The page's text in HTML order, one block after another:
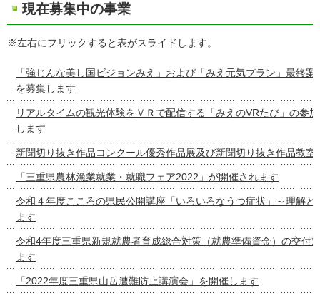
現在募集中の事業
※左右にフリックすると表がスライドします。
「強じんな美し国ビジョンみえ」および「みえ元気プラン」最終
を募集します
リアルタイムの観光体験をＶＲで配信する「みえのVRたび」の参
します
新聞切り抜き作品コンクール優秀作品展及び新聞切り抜き作品教室
「三重県農林漁業就業・就職フェア2022」が開催されます
令和４年度こころの県民公開講座「いろいろなうつ症状」～理解と
ます
令和4年度三重県新規就農者育成総合対策（就農準備資金）の交付
ます
「2022年度三重県山岳遭難防止講演会」を開催します